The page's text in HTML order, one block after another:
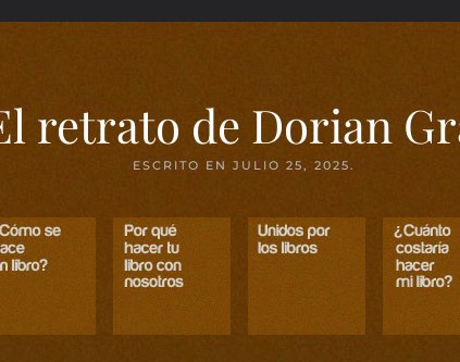
retrato de Dorian
ESCRITO EN JULIO 25, 2025.